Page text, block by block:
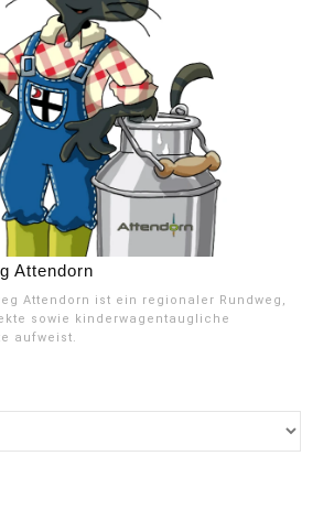
Attendorn
Attendorn ist ein regionaler Rundweg,
sowie kinderwagentaugliche
aufweist.